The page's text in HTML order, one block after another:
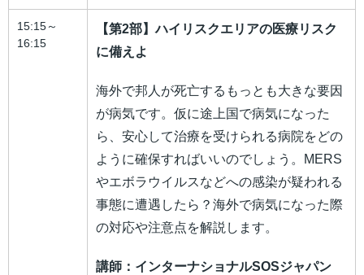
15:15～
16:15
【第2部】ハイリスクエリアの医療リスク
に備えよ
海外で邦人が死亡するもっとも大きな要因
が病気です。仮に途上国で病気になった
ら、安心して治療を受けられる病院をどの
ように確保すればいいのでしょう。MERS
やエボラウイルスなどへの感染が疑われる
事態に遭遇したら？海外で病気になった際
の対応や注意点を解説します。
講師：インターナショナルSOSジャパン